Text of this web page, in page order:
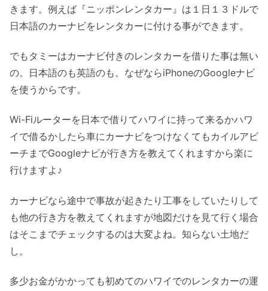
きます。例えば『ニッポンレンタカー』は１日１３ドルで
日本語のカーナビをレンタカーに付ける事ができます。
でもタミーはカーナビ付きのレンタカーを借りた事は無い
の。日本語のも英語のも。なぜならiPhoneのGoogleナビ
を使うからです。
Wi-Fiルーターを日本で借りてハワイに持って来るかハワ
イで借るかしたら車にカーナビをつけなくてもカイルアビ
ーチまでGoogleナビが行き方を教えてくれますから楽に
行けますよ♪
カーナビなら途中で事故が起きたり工事をしていたりして
も他の行き方を教えてくれますが地図だけを見て行く場合
はそこまでチェックするのは大変よね。知らない土地だ
し。
多少お金がかかっても初めてのハワイでのレンタカーの運